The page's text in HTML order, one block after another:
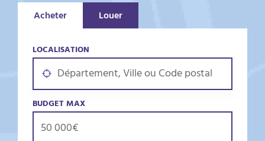
Acheter Louer
LOCALISATION
BUDGET MAX